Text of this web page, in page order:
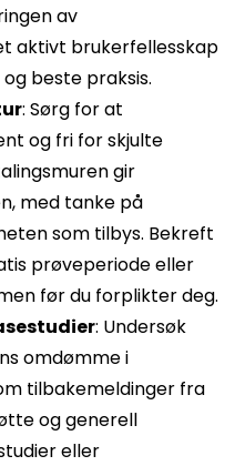
av
aktivt brukerfellesskap
beste praksis.
: Sørg for at
og fri for skjulte
gir
med tanke på
som tilbys. Bekreft
prøveperiode eller
før du forplikter deg.
: Undersøk
omdømme i
tilbakemeldinger fra
og generell
eller